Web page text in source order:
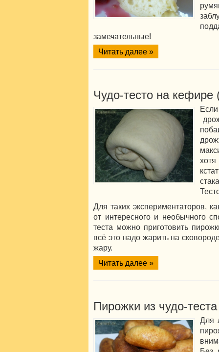
замечательные!
Читать далее »
Чудо-тесто на кефире
Для таких экспериментаторов,
от интересного и необычного
теста можно приготовить
всё это надо жарить на
жару.
Читать далее »
Пирожки из чудо-
Для